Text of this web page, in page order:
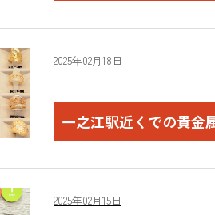
2025年02月18日
一之江駅近くでの貴金
2025年02月15日